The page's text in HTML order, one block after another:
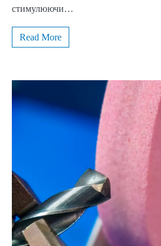
стимулюючи…
Read More